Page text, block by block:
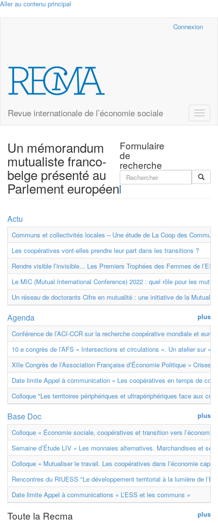
Aller au contenu principal
Connexion
Revue internationale de l’économie sociale
Toggle
Formulaire
de
recherche
Un mémorandum
mutualiste franco-
belge présenté au
Parlement européen
Actu
Communs et collectivités locales – Une étude de La Coop des
Les coopératives vont-elles prendre leur part dans les transitions ?
Rendre visible l’invisible... Les Premiers Trophées des Femmes de
Le MIC (Mutual International Conference) 2022 : quel rôle pour les
Un réseau de doctorants Cifre en mutualité : une initiative de la
plus
Agenda
Conférence de l’ACI-CCR sur la recherche coopérative mondiale et
10 e congrès de l’AFS « Intersections et circulations ». Un atelier sur «
XIIe Congrès de l’Association Française d’Économie Politique « Crises
Date limite Appel à communication « Les coopératives en temps de
Colloque "Les territoires périphériques et ultrapériphériques face aux
plus
Base Doc
Colloque « Économie sociale, coopératives et transition vers
Semaine d’Étude LIV « Les monnaies alternatives. Marchandises et
Colloque « Mutualiser le travail. Les coopératives dans l’économie
Rencontres du RIUESS "Le développement territorial à la lumière de
Date limite Appel à communications « L’ESS et les communs »
plus
Toute la Recma